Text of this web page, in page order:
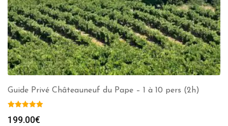
Guide Privé Châteauneuf du Pape – 1 à 10 pers (2h)
199.00€